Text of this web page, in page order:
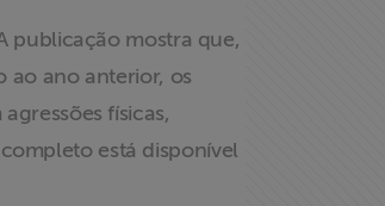
publicação mostra que,
ao ano anterior, os
físicas,
está disponível